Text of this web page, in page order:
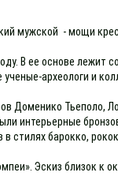
мужской - мощи
В ее основе лежит
археологи и
Доменико Тьеполо,
интерьерные
барокко,
Эскиз близок к